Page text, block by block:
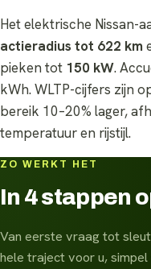
Het elektrische Nissan-
actieradius tot 622 km
pieken tot 150 kW.
kWh. WLTP-cijfers zijn
bereik 10–20% lager,
temperatuur en rijstijl.
ZO WERKT HET
In 4 stappen
Van eerste vraag tot
hele traject voor u,